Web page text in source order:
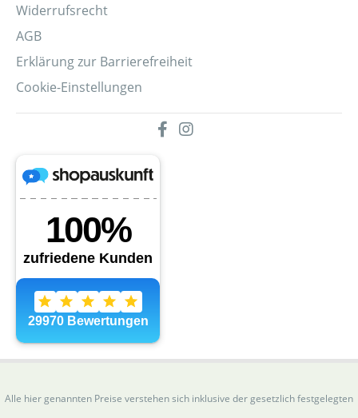
Widerrufsrecht
AGB
Erklärung zur Barrierefreiheit
Cookie-Einstellungen
Alle hier genannten Preise verstehen sich inklusive der gesetzlich festgelegten